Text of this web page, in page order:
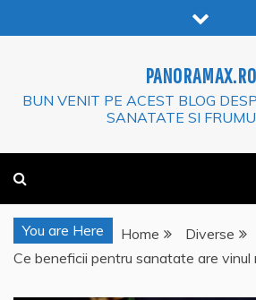
to
PANORAMAX.RO
BUN VENIT PE ACEST BLOG
SANATATE SI
You are Here Home
Diverse
Ce beneficii pentru sanatate are vinul